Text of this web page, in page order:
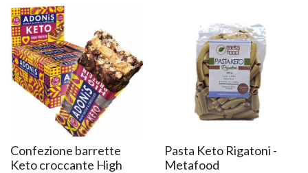
Confezione barrette
Keto croccante High
Pasta Keto Rigatoni -
Metafood